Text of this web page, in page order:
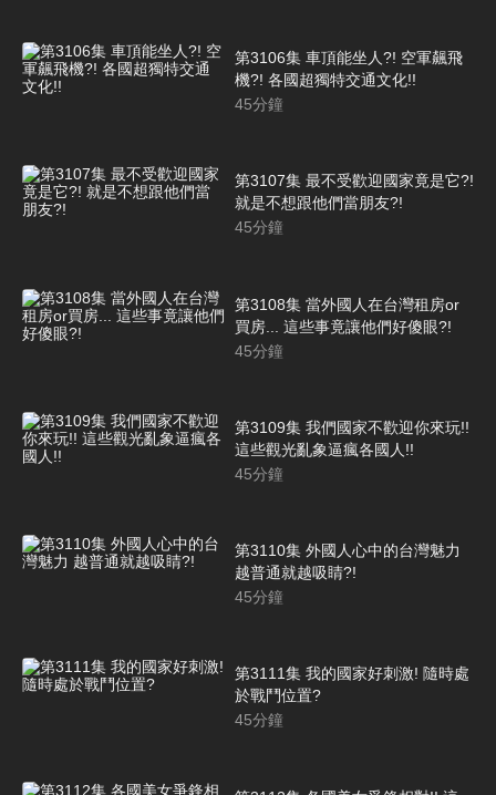
第3106集 車頂能坐人?! 空軍飆飛
機?! 各國超獨特交通文化!!
45分鐘
第3107集 最不受歡迎國家竟是它?!
就是不想跟他們當朋友?!
45分鐘
第3108集 當外國人在台灣租房or
買房... 這些事竟讓他們好傻眼?!
45分鐘
第3109集 我們國家不歡迎你來玩!!
這些觀光亂象逼瘋各國人!!
45分鐘
第3110集 外國人心中的台灣魅力
越普通就越吸睛?!
45分鐘
第3111集 我的國家好刺激! 隨時處
於戰鬥位置?
45分鐘